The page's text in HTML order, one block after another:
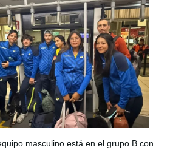
masculino está en el grupo B con